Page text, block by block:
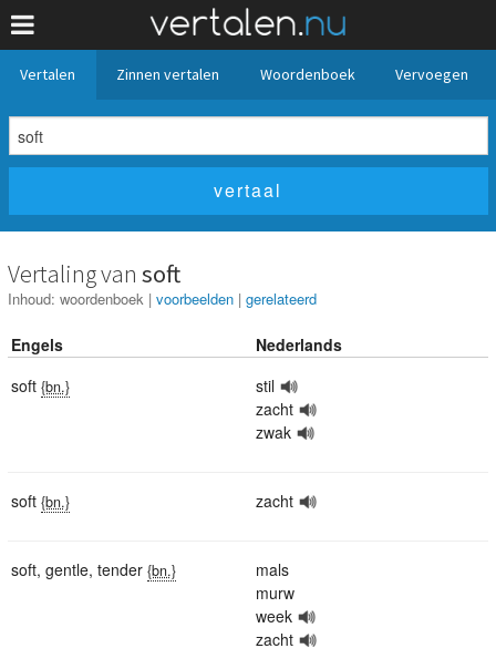
Vertalen Zinnen vertalen Woordenboek Vervoegen
Vertaling van soft
Inhoud: woordenboek | voorbeelden | gerelateerd
Engels
Nederlands
soft {bn.}
stil
zacht
zwak
soft {bn.} zacht
soft, gentle, tender {bn.}
mals
murw
week
zacht